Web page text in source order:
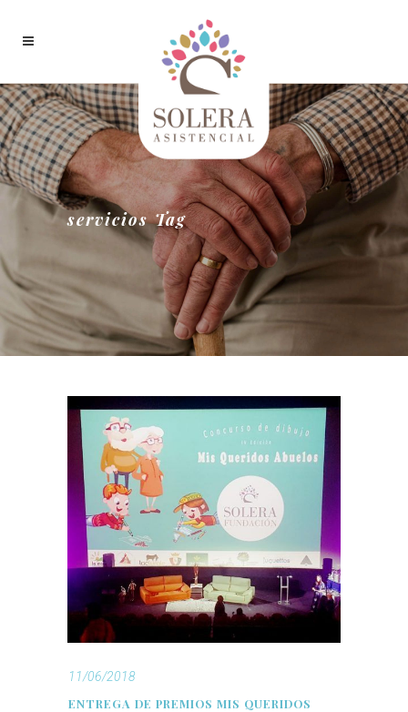
servicios Tag
11/06/2018
ENTREGA DE PREMIOS MIS QUERIDOS